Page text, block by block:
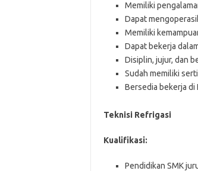
Memiliki
Dapat
Memiliki
Dapat bekerja
Disiplin, jujur, dan
Sudah memiliki
Bersedia bekerja di
Teknisi Refrigasi
Kuаlіfіkаѕі:
Pendidikan SMK